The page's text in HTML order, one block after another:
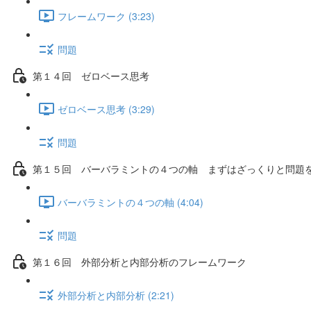
フレームワーク (3:23)
問題
第１４回 ゼロベース思考
ゼロベース思考 (3:29)
問題
第１５回 バーバラミントの４つの軸 まずはざっくりと問題
バーバラミントの４つの軸 (4:04)
問題
第１６回 外部分析と内部分析のフレームワーク
外部分析と内部分析 (2:21)